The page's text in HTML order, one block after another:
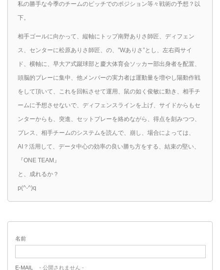
私の勝手な今季のチームのピッチでのポジション等々戦術の予想？以
下。
相手ゴールに向かって、縦軸にトップ南野ありさ師匠、ディフェン
ス、センターに松原ありさ師匠、の、”Wありさ”とし、左右両サイ
ド、横軸に、早大ア式蹴球部と慶大体育会ソッカー部出身者を配置、
頭脳的プレーに集中、他メンバーの実力者は運動量を増やし陽動作戦
をして頂いて、これを回転させて運用、鼠の如く俊敏に動き、相手チ
ームに予想させないで、ディフェンスラインを上げ、サイドからもセ
ンターからも、突進、セットプレーを絡めながら、得点を刻みつつ、
プレス、相手チームのシステムを読んで、崩し、場合によっては、
AI？活用して、データ中心の効率の良い勝ち方をする、結束の堅い、
『ONE TEAM』
と、成れるか？
p(^-^)q
名前
E-MAIL - 公開されません -